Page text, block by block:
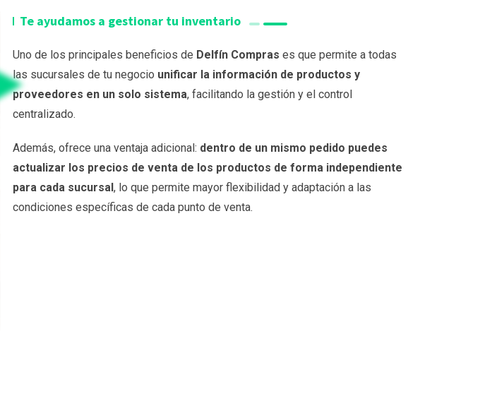
Te ayudamos a gestionar tu inventario
Uno de los principales beneficios de Delfín Compras es que permite a todas
las sucursales de tu negocio unificar la información de productos y
proveedores en un solo sistema, facilitando la gestión y el control
centralizado.
Además, ofrece una ventaja adicional: dentro de un mismo pedido puedes
actualizar los precios de venta de los productos de forma independiente
para cada sucursal, lo que permite mayor flexibilidad y adaptación a las
condiciones específicas de cada punto de venta.